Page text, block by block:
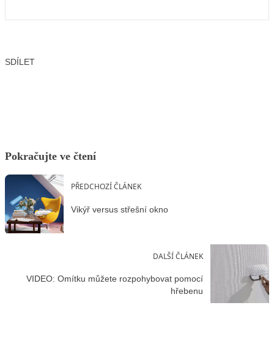
SDÍLET
Pokračujte ve čtení
PŘEDCHOZÍ ČLÁNEK
Vikýř versus střešní okno
DALŠÍ ČLÁNEK
VIDEO: Omítku můžete rozpohybovat pomocí
hřebenu